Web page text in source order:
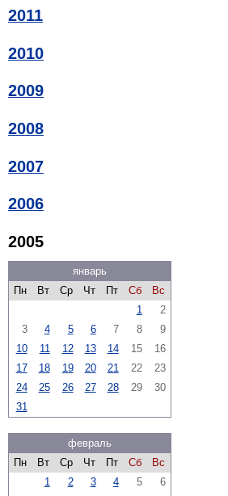
2011
2010
2009
2008
2007
2006
2005
январь
Пн
Вт Ср Чт Пт Сб
Вс
1
2
3
4 5 6 7 8
9
10
11 12 13 14 15
16
17
18 19 20 21 22
23
24
25 26 27 28 29
30
31
февраль
Пн
Вт Ср Чт Пт Сб
Вс
1
2 3 4 5
6